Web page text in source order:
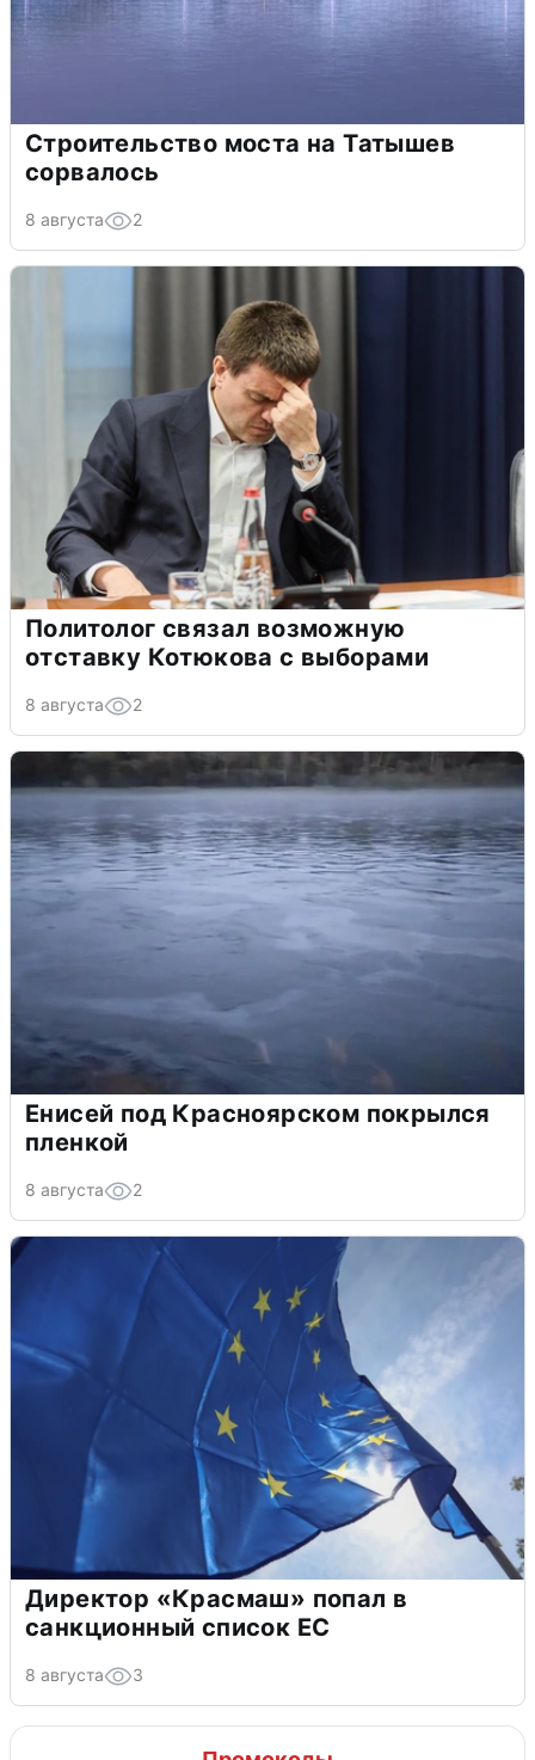
Строительство моста на Татышев
сорвалось
8 августа 2
Политолог связал возможную
отставку Котюкова с выборами
8 августа 2
Енисей под Красноярском покрылся
пленкой
8 августа 2
Директор «Красмаш» попал в
санкционный список ЕС
8 августа 3